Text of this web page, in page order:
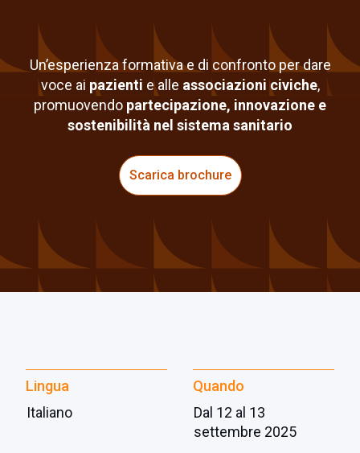
Un’esperienza formativa e di confronto per dare
voce ai pazienti e alle associazioni civiche,
promuovendo partecipazione, innovazione e
sostenibilità nel sistema sanitario
Scarica brochure
Lingua
Italiano
Quando
Dal 12 al 13
settembre 2025